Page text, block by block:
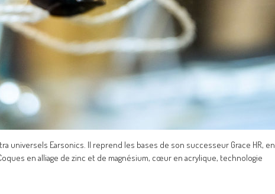
universels Earsonics. Il reprend les bases de son successeur Grace HR, en
en alliage de zinc et de magnésium, cœur en acrylique, technologie